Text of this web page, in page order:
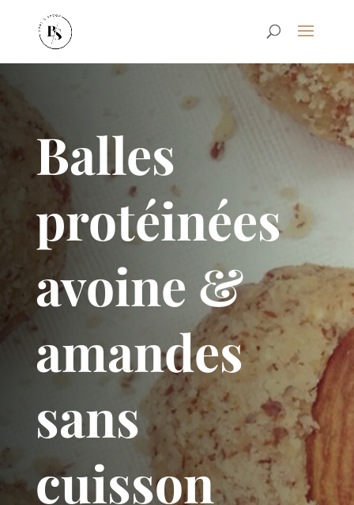
Balles
protéinées
avoine &
amandes
sans
cuisson